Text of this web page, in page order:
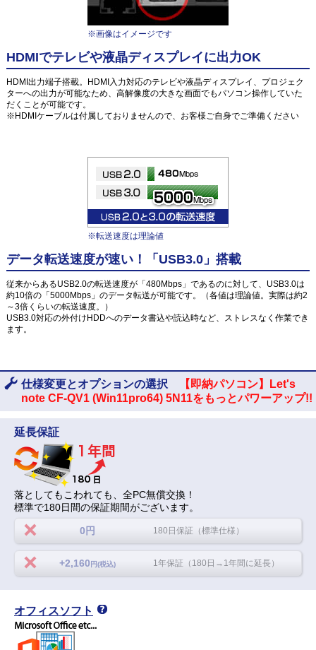
※画像はイメージです
HDMIでテレビや液晶ディスプレイに出力OK
HDMI出力端子搭載。HDMI入力対応のテレビや液晶ディスプレイ、プロジェク
ターへの出力が可能なため、高解像度の大きな画面でもパソコン操作していた
だくことが可能です。
※HDMIケーブルは付属しておりませんので、お客様ご自身でご準備ください
※転送速度は理論値
データ転送速度が速い！「USB3.0」搭載
従来からあるUSB2.0の転送速度が「480Mbps」であるのに対して、USB3.0は
約10倍の「5000Mbps」のデータ転送が可能です。（各値は理論値。実際は約2
～3倍くらいの転送速度。）
USB3.0対応の外付けHDDへのデータ書込や読込時など、ストレスなく作業でき
ます。
仕様変更とオプションの選択
【即納パソコン】Let's
note CF-QV1 (Win11pro64) 5N11をもっとパワーアップ!!
延長保証
落としてもこわれても、全PC無償交換！
標準で180日間の保証期間がございます。
0円 180日保証（標準仕様）
+2,160 円(税込) 1年保証（180日→1年間に延長）
オフィスソフト